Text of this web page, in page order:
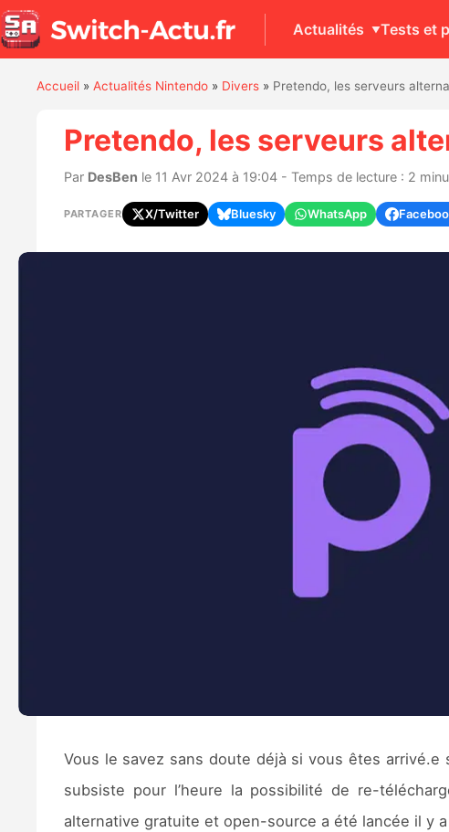
Actualités Tests et
Accueil» Actualités Nintendo» Divers» Pretendo, les serveurs
Pretendo, les serveurs
Par DesBen le 11 Avr 2024 à 19:04 - Temps de lecture : 2
PARTAGER X/Twitter Bluesky WhatsApp
Vous le savez sans doute déjà si vous êtes
subsiste pour l’heure la possibilité de re-
alternative gratuite et open-source a été lancée il y